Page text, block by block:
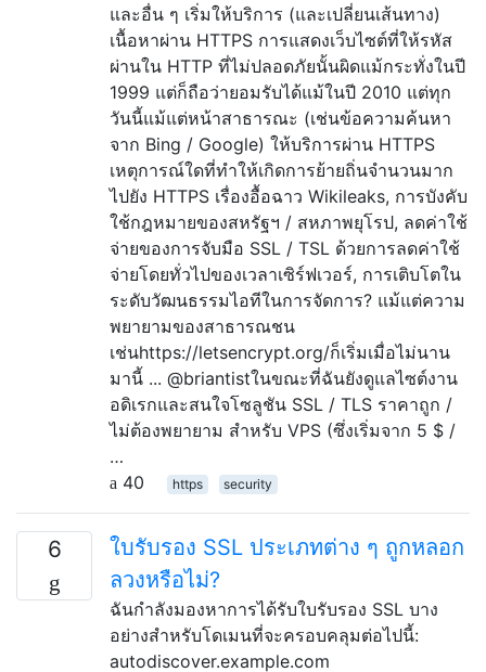
และอื่น ๆ เริ่มให้บริการ (และเปลี่ยนเส้นทาง)
เนื้อหาผ่าน HTTPS การแสดงเว็บไซต์ที่ให้รหัส
ผ่านใน HTTP ที่ไม่ปลอดภัยนั้นผิดแม้กระทั่งในปี
1999 แต่ก็ถือว่ายอมรับได้แม้ในปี 2010 แต่ทุก
วันนี้แม้แต่หน้าสาธารณะ (เช่นข้อความค้นหา
จาก Bing / Google) ให้บริการผ่าน HTTPS
เหตุการณ์ใดที่ทำให้เกิดการย้ายถิ่นจำนวนมาก
ไปยัง HTTPS เรื่องอื้อฉาว Wikileaks, การบังคับ
ใช้กฎหมายของสหรัฐฯ / สหภาพยุโรป, ลดค่าใช้
จ่ายของการจับมือ SSL / TSL ด้วยการลดค่าใช้
จ่ายโดยทั่วไปของเวลาเซิร์ฟเวอร์, การเติบโตใน
ระดับวัฒนธรรมไอทีในการจัดการ? แม้แต่ความ
พยายามของสาธารณชน
เช่นhttps://letsencrypt.org/ก็เริ่มเมื่อไม่นาน
มานี้ ... @briantistในขณะที่ฉันยังดูแลไซต์งาน
อดิเรกและสนใจโซลูชัน SSL / TLS ราคาถูก /
ไม่ต้องพยายาม สำหรับ VPS (ซึ่งเริ่มจาก 5 $ /
…
40
https security
6
ใบรับรอง SSL ประเภทต่าง ๆ ถูกหลอก
ลวงหรือไม่?
ฉันกำลังมองหาการได้รับใบรับรอง SSL บาง
อย่างสำหรับโดเมนที่จะครอบคลุมต่อไปนี้:
autodiscover.example.com